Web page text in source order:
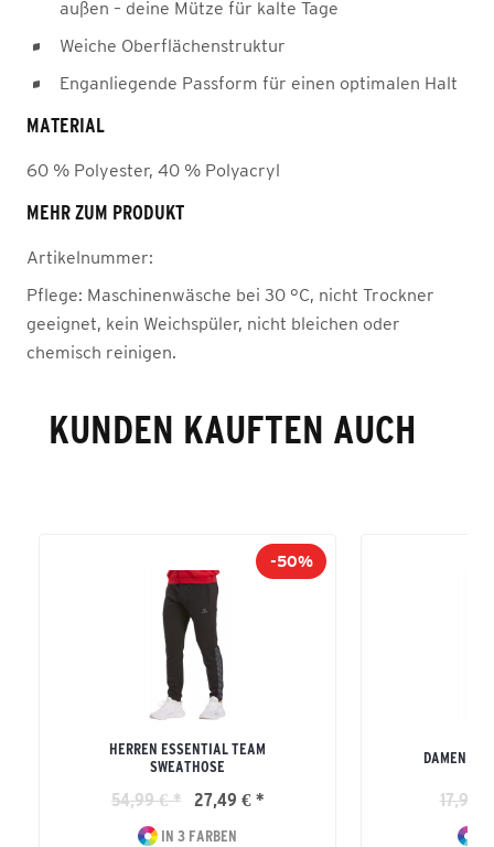
außen – deine Mütze für kalte Tage
Weiche Oberflächenstruktur
Enganliegende Passform für einen optimalen Halt
MATERIAL
60 % Polyester, 40 % Polyacryl
MEHR ZUM PRODUKT
Artikelnummer:
Pflege: Maschinenwäsche bei 30 °C, nicht Trockner
geeignet, kein Weichspüler, nicht bleichen oder
chemisch reinigen.
KUNDEN KAUFTEN AUCH
-50%
HERREN ESSENTIAL TEAM
SWEATHOSE
54,99 € * 27,49 € *
IN 3 FARBEN
DAMEN
17,99